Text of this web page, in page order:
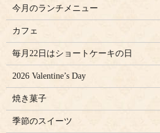
今月のランチメニュー
カフェ
毎月22日はショートケーキの日
2026 Valentine’s Day
焼き菓子
季節のスイーツ